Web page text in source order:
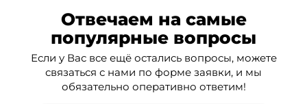
Мы работаем на рынке давно, и наша основная
цель — чтобы вы стали нашим постоянным
клиентом не благодаря рекламе, а потому что
всё совпало: стоимость, соблюдение сроков и
уровень материалов.
Отвечаем на самые
популярные вопросы
Если у Вас все ещё остались вопросы, можете
связаться с нами по форме заявки, и мы
обязательно оперативно ответим!